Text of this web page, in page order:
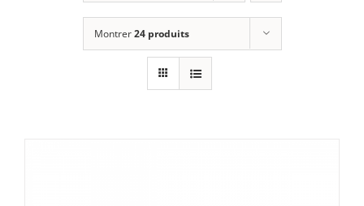
Montrer24 produits